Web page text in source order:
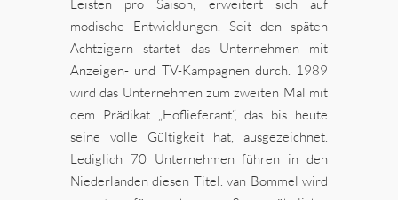
Leisten pro Saison, erweitert sich auf
modische Entwicklungen. Seit den späten
Achtzigern startet das Unternehmen mit
Anzeigen- und TV-Kampagnen durch. 1989
wird das Unternehmen zum zweiten Mal mit
dem Prädikat „Hoflieferant“, das bis heute
seine volle Gültigkeit hat, ausgezeichnet.
Lediglich 70 Unternehmen führen in den
Niederlanden diesen Titel. van Bommel wird